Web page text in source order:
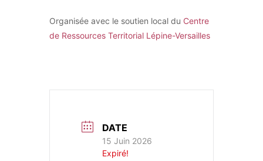
Organisée avec le soutien local du Centre
de Ressources Territorial Lépine-Versailles
DATE
15 Juin 2026
Expiré!